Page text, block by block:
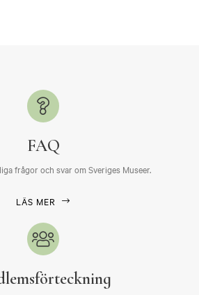
FAQ
frågor och svar om Sveriges Museer.
LÄS MER